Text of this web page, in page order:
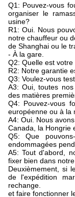
Q1: Pouvez-vous
organiser le
usine?
R1: Oui. Nous
notre chauffeur ou
de Shanghai ou le
- À la gare.
Q2: Quelle est
R2: Notre garantie
Q3: Voulez-vous
A3: Oui, toutes
des matières
Q4: Pouvez-vous
européenne ou à la
A4: Oui. Nous
Canada, la Hongrie
Q5: Que
endommagées
A5: Tout d'abord,
fixer bien dans
Deuxièmement, si
de l'expédition
rechange.
et faire fonctionner